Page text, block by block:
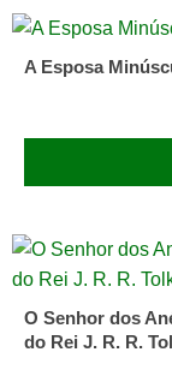
Soljenítsin,
Volume
A Esposa
O Senhor dos
do Rei J. R. R.